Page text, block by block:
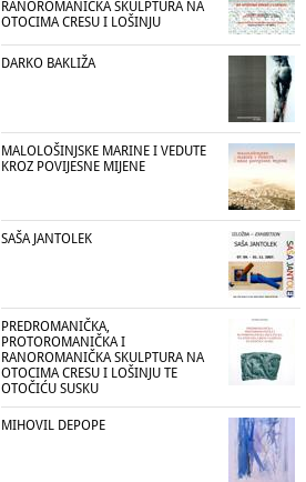
RANOROMANIČKA SKULPTURA NA
OTOCIMA CRESU I LOŠINJU
DARKO BAKLIŽA
MALOLOŠINJSKE MARINE I VEDUTE
KROZ POVIJESNE MIJENE
SAŠA JANTOLEK
PREDROMANIČKA,
PROTOROMANIČKA I
RANOROMANIČKA SKULPTURA NA
OTOCIMA CRESU I LOŠINJU TE
OTOČIĆU SUSKU
MIHOVIL DEPOPE